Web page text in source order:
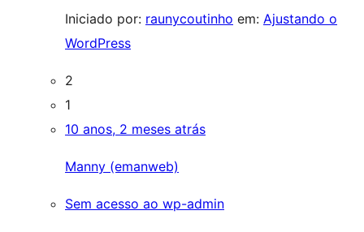
Iniciado por: raunycoutinho em: Ajustando o
WordPress
2
1
10 anos, 2 meses atrás
Manny (emanweb)
Sem acesso ao wp-admin